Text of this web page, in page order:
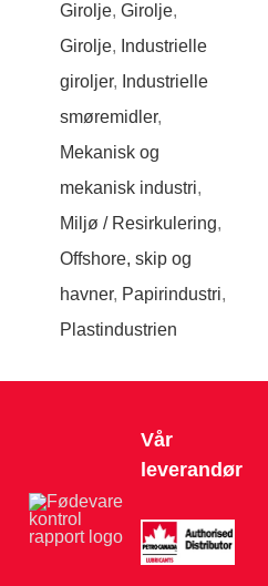
Girolje, Girolje,
Girolje, Industrielle
giroljer, Industrielle
smøremidler,
Mekanisk og
mekanisk industri,
Miljø / Resirkulering,
Offshore, skip og
havner, Papirindustri,
Plastindustrien
Vår
leverandør